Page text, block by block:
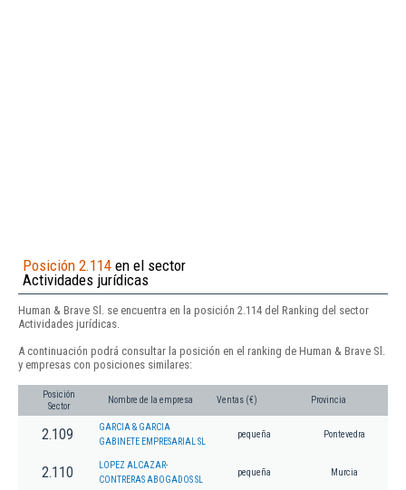
Posición 2.114 en el sector
Actividades jurídicas
Human & Brave Sl. se encuentra en la posición 2.114 del Ranking del sector
Actividades jurídicas.
A continuación podrá consultar la posición en el ranking de Human & Brave Sl.
y empresas con posiciones similares:
Posición
Sector
Nombre de la empresa Ventas (€) Provincia
2.109
GARCIA & GARCIA
GABINETE EMPRESARIAL SL
pequeña Pontevedra
2.110
LOPEZ ALCAZAR-
CONTRERAS ABOGADOS SL
pequeña Murcia